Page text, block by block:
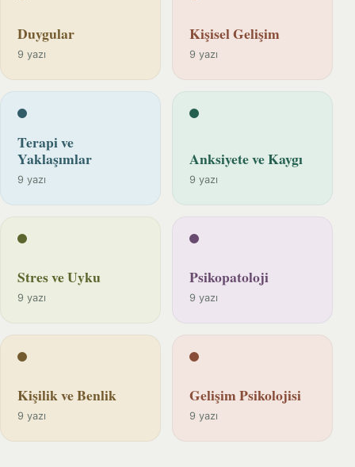
Duygular
9 yazı
Kişisel Gelişim
9 yazı
Terapi ve
Yaklaşımlar
9 yazı
Anksiyete ve Kaygı
9 yazı
Stres ve Uyku
9 yazı
Psikopatoloji
9 yazı
Kişilik ve Benlik
9 yazı
Gelişim Psikolojisi
9 yazı